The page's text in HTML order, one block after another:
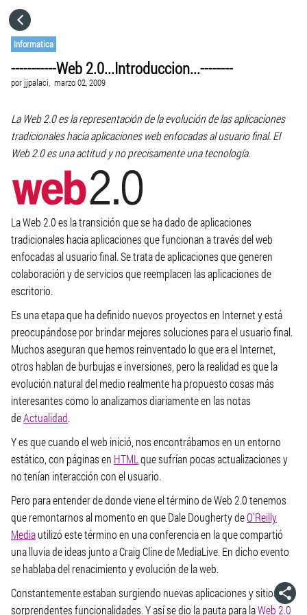
Informatica
-----------Web 2.0...Introduccion...--------
por jjpalaci, marzo 02, 2009
La Web 2.0 es la representación de la evolución de las aplicaciones
tradicionales hacia aplicaciones web enfocadas al usuario final. El
Web 2.0 es una actitud y no precisamente una tecnología.
La Web 2.0 es la transición que se ha dado de aplicaciones
tradicionales hacia aplicaciones que funcionan a través del web
enfocadas al usuario final. Se trata de aplicaciones que generen
colaboración y de servicios que reemplacen las aplicaciones de
escritorio.
Es una etapa que ha definido nuevos proyectos en Internet y está
preocupándose por brindar mejores soluciones para el usuario final.
Muchos aseguran que hemos reinventado lo que era el Internet,
otros hablan de burbujas e inversiones, pero la realidad es que la
evolución natural del medio realmente ha propuesto cosas más
interesantes como lo analizamos diariamente en las notas
deActualidad.
Y es que cuando el web inició, nos encontrábamos en un entorno
estático, con páginas en HTML que sufrían pocas actualizaciones y
no tenían interacción con el usuario.
Pero para entender de donde viene el término de Web 2.0 tenemos
que remontarnos al momento en que Dale Dougherty deO’Reilly
Mediautilizó este término en una conferencia en la que compartió
una lluvia de ideas junto a Craig Cline de MediaLive. En dicho evento
se hablaba del renacimiento y evolución de la web.
Constantemente estaban surgiendo nuevas aplicaciones y sitios con
sorprendentes funcionalidades. Y así se dio la pauta para laWeb 2.0
CATEGORÍAS
VISITA EL SITIO WEB